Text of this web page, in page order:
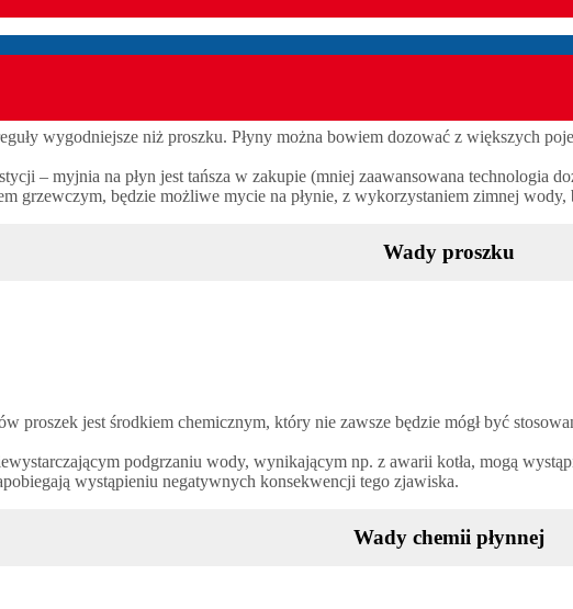
wygodniejsze niż proszku. Płyny można bowiem dozować z większych
– myjnia na płyn jest tańsza w zakupie (mniej zaawansowana technologia
grzewczym, będzie możliwe mycie na płynie, z wykorzystaniem zimnej
Wady proszku
proszek jest środkiem chemicznym, który nie zawsze będzie mógł być
podgrzaniu wody, wynikającym np. z awarii kotła, mogą
wystąpieniu negatywnych konsekwencji tego zjawiska.
Wady chemii płynnej